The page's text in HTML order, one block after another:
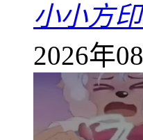
小小方
2026年